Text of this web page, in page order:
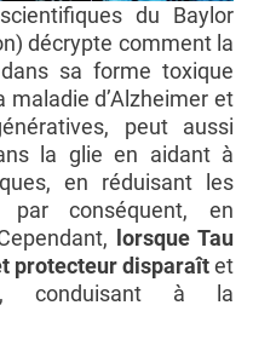
du Baylor
décrypte comment la
sa forme toxique
d’Alzheimer et
peut aussi
la glie en aidant à
en réduisant les
par conséquent, en
lorsque Tau
protecteur disparaîtet
conduisant à la